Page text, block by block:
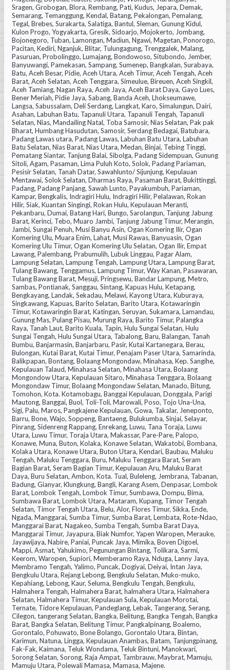
Sragen, Grobogan, Blora, Rembang, Pati, Kudus, Jepara, Demak,
Semarang, Temanggung, Kendal, Batang, Pekalongan, Pemalang,
Tegal, Brebes, Surakarta, Salatiga, Bantul, Sleman, Gunung Kidul,
Kulon Progo, Yogyakarta, Gresik, Sidoarjo, Mojokerto, Jombang,
Bojonegoro, Tuban, Lamongan, Madiun, Ngawi, Magetan, Ponorogo,
Pacitan, Kediri, Nganjuk, Blitar, Tulungagung, Trenggalek, Malang,
Pasuruan, Probolinggo, Lumajang, Bondowoso, Situbondo, Jember,
Banyuwangi, Pamekasan, Sampang, Sumenep, Bangkalan, Surabaya,
Batu, Aceh Besar, Pidie, Aceh Utara, Aceh Timur, Aceh Tengah, Aceh
Barat, Aceh Selatan, Aceh Tenggara, Simeulue, Bireuen, Aceh Singkil,
Aceh Tamiang, Nagan Raya, Aceh Jaya, Aceh Barat Daya, Gayo Lues,
Bener Meriah, Pidie Jaya, Sabang, Banda Aceh, Lhokseumawe,
Langsa, Sabussalam, Deli Serdang, Langkat, Karo, Simalungun, Dairi,
Asahan, Labuhan Batu, Tapanuli Utara, Tapanuli Tengah, Tapanuli
Selatan, Nias, Mandailing Natal, Toba Samosir, Nias Selatan, Pak pak
Bharat, Humbang Hasudutan, Samosir, Serdang Bedagai, Batubara,
Padang Lawas utara, Padang Lawas, Labuhan Batu Utara, Labuhan
Batu Selatan, Nias Barat, Nias Utara, Medan, Binjai, Tebing Tinggi,
Pematang Siantar, Tanjung Balai, Sibolga, Padang Sidempuan, Gunung
Sitoli, Agam, Pasaman, Lima Puluh Koto, Solok, Padang Pariaman,
Pesisir Selatan, Tanah Datar, Sawahlunto/ Sijunjung, Kepulauan
Mentawai, Solok Selatan, Dharmas Raya, Pasaman Barat, Bukittinggi,
Padang, Padang Panjang, Sawah Lunto, Payakumbuh, Pariaman,
Kampar, Bengkalis, Indragiri Hulu, Indragiri Hilir, Pelalawan, Rokan
Hilir, Siak, Kuantan Singingi, Rokan Hulu, Kepulauan Meranti,
Pekanbaru, Dumai, Batang Hari, Bungo, Sarolangun, Tanjung Jabung
Barat, Kerinci, Tebo, Muaro Jambi, Tanjung Jabung Timur, Merangin,
Jambi, Sungai Penuh, Musi Banyu Asin, Ogan Komering Ilir, Ogan
Komering Ulu, Muara Enim, Lahat, Musi Rawas, Banyuasin, Ogan
Komering Ulu Timur, Ogan Komering Ulu Selatan, Ogan Ilir, Empat
Lawang, Palembang, Prabumulih, Lubuk Linggau, Pagar Alam,
Lampung Selatan, Lampung Tengah, Lampung Utara, Lampung Barat,
Tulang Bawang, Tenggamus, Lampung Timur, Way Kanan, Pasawaran,
Tulang Bawang Barat, Mesuji, Pringsewu, Bandar Lampung, Metro,
Sambas, Pontianak, Sanggau, Sintang, Kapuas Hulu, Ketapang,
Bengkayang, Landak, Sekadau, Melawi, Kayong Utara, Kuburaya,
Singkawang, Kapuas, Barito Selatan, Barito Utara, Kotawaringin
Timur, Kotawaringin Barat, Katingan, Seruyan, Sukamara, Lamandau,
Gunung Mas, Pulang Pisau, Murung Raya, Barito Timur, Palangka
Raya, Tanah Laut, Barito Kuala, Tapin, Hulu Sungai Selatan, Hulu
Sungai Tengah, Hulu Sungai Utara, Tabalong, Baru, Balangan, Tanah
Bumbu, Banjarmasin, Banjarbaru, Pasir, Kutai Kartanegara, Berau,
Bulongan, Kutai Barat, Kutai Timur, Penajam Paser Utara, Samarinda,
Balikpapan, Bontang, Bolaang Mongondaw, Minahasa, Kep. Sangihe,
Kepulauan Talaud, Minahasa Selatan, Minahasa Utara, Bolaang
Mongondow Utara, Kepulauan Sitaro, Minahasa Tenggara, Bolaang
Mongondaw Timur, Bolaang Mongondaw Selatan, Manado, Bitung,
Tomohon, Kota. Kotamobagu, Banggai Kepulauan, Donggala, Parigi
Mautong, Banggai, Buol, Toli-Toli, Marowali, Poso, Tojo Una-Una,
Sigi, Palu, Maros, Pangkajene Kepulauan, Gowa, Takalar, Jeneponto,
Barru, Bone, Wajo, Soppeng, Bantaeng, Bulukumba, Sinjai, Selayar,
Pinrang, Sidenreng Rappang, Enrekang, Luwu, Tana Toraja, Luwu
Utara, Luwu Timur, Toraja Utara, Makassar, Pare-Pare, Palopo,
Konawe, Muna, Buton, Kolaka, Konawe Selatan, Wakatobi, Bombana,
Kolaka Utara, Konawe Utara, Buton Utara, Kendari, Baubau, Maluku
Tengah, Maluku Tenggara, Buru, Maluku Tenggara Barat, Seram
Bagian Barat, Seram Bagian Timur, Kepulauan Aru, Maluku Barat
Daya, Buru Selatan, Ambon, Kota. Tual, Buleleng, Jembrana, Tabanan,
Badung, Gianyar, Klungkung, Bangli, Karang Asem, Denpasar, Lombok
Barat, Lombok Tengah, Lombok Timur, Sumbawa, Dompu, Bima,
Sumbawa Barat, Lombok Utara, Mataram, Kupang, Timor Tengah
Selatan, Timor Tengah Utara, Belu, Alor, Flores Timur, Sikka, Ende,
Ngada, Manggarai, Sumba Timur, Sumba Barat, Lembata, Rote-Ndao,
Manggarai Barat, Nagakeo, Sumba Tengah, Sumba Barat Daya,
Manggarai Timur, Jayapura, Biak Numfor, Yapen Waropen, Merauke,
Jayawijaya, Nabire, Paniai, Puncak Jaya, Mimika, Boven Digoel,
Mappi, Asmat, Yahukimo, Pegunungan Bintang, Tolikara, Sarmi,
Keerom, Waropen, Supiori, Memberamo Raya, Nduga, Lanny Jaya,
Membramo Tengah, Yalimo, Puncak, Dogiyai, Deiyai, Intan Jaya,
Bengkulu Utara, Rejang Lebong, Bengkulu Selatan, Muko-muko,
Kepahiang, Lebong, Kaur, Seluma, Bengkulu Tengah, Bengkulu,
Halmahera Tengah, Halmahera Barat, halmahera Utara, Halmahera
Selatan, Halmahera Timur, Kepulauan Sula, Kepulauan Morotai,
Ternate, Tidore Kepulauan, Pandeglang, Lebak, Tangerang, Serang,
Cilegon, tangerang Selatan, Bangka, Belitung, Bangka Tengah, Bangka
Barat, Bangka Selatan, Belitung Timur, Pangkalpinang, Boalemo,
Gorontalo, Pohuwato, Bone Bolango, Gorontalo Utara, Bintan,
Karimun, Natuna, Lingga, Kepulauan Anambas, Batam, Tanjungpinang,
Fak-Fak, Kaimana, Teluk Wondama, Teluk Bintuni, Manokwari,
Sorong Selatan, Sorong, Raja Ampat, Tambrauw, Maybrat, Mamuju,
Mamuju Utara, Polewali Mamasa, Mamasa, Majene.